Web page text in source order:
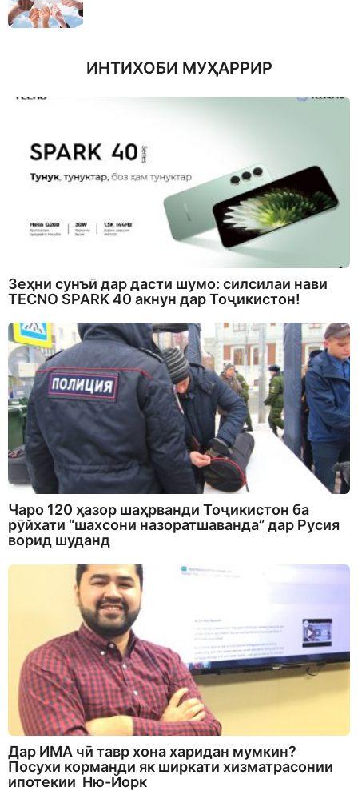
ИНТИХОБИ МУҲАРРИР
Зеҳни сунъӣ дар дасти шумо: силсилаи нави
TECNO SPARK 40 акнун дар Тоҷикистон!
Чаро 120 ҳазор шаҳрванди Тоҷикистон ба
рӯйхати “шахсони назоратшаванда” дар Русия
ворид шуданд
Дар ИМА чӣ тавр хона харидан мумкин?
Посухи корманди як ширкати хизматрасонии
ипотекии Ню-Йорк